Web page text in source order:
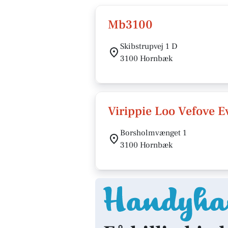
Mb3100
Skibstrupvej 1 D
3100 Hornbæk
Virippie Loo Vefove
Borsholmvænget 1
3100 Hornbæk